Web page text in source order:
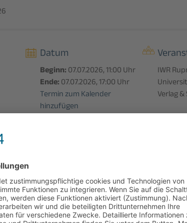
Datum
Beginn:07.07.2026, 11:00 Uhr
Ende:07.07.2026, 17:00 Uhr
Termin zum Kalender
hinzufügen
IWR
Verlag &
noch